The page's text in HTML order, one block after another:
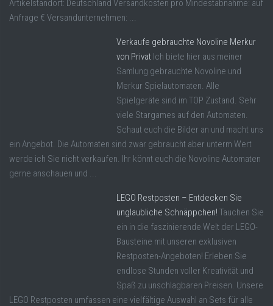
Artikelstandort: Deutschland Versandkosten pro Mindestabnahme: auf
Anfrage € Versandunternehmen: ...
Verkaufe gebrauchte Novoline Merkur
von Privat Ich biete hier aus meiner
Samlung gebrauchte Novoline und
Merkur Spielautomaten. Alle
Spielgeräte sind im TOP Zustand. Sehr
viele Stargames auf den Automaten.
Schaut euch die Bilder an und macht uns
ein Angebot. Die Automaten sind zwar gebraucht aber unterm Wert
werde ich Sie nicht verkaufen. Ihr könnt euch die Novoline Automaten
gerne anschauen und ...
LEGO Restposten – Entdecken Sie
unglaubliche Schnäppchen! Tauchen Sie
ein in die faszinierende Welt der LEGO-
Bausteine mit unseren exklusiven
Restposten-Angeboten! Erleben Sie
endlose Stunden voller Kreativität und
Spaß zu unschlagbaren Preisen. Unsere
LEGO Restposten umfassen eine vielfältige Auswahl an Sets für alle